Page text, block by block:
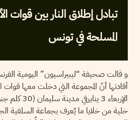
تبادل إطلاق النار بين قوات
المسلحة في تونس
و قالت صحيفة “ليبيراسيون” اليومية
أفادتها أنّ المجموعة التي دخلت معها
الإربعاء 3
خلية من خلايا ما يُعرف بجماعة السلفية